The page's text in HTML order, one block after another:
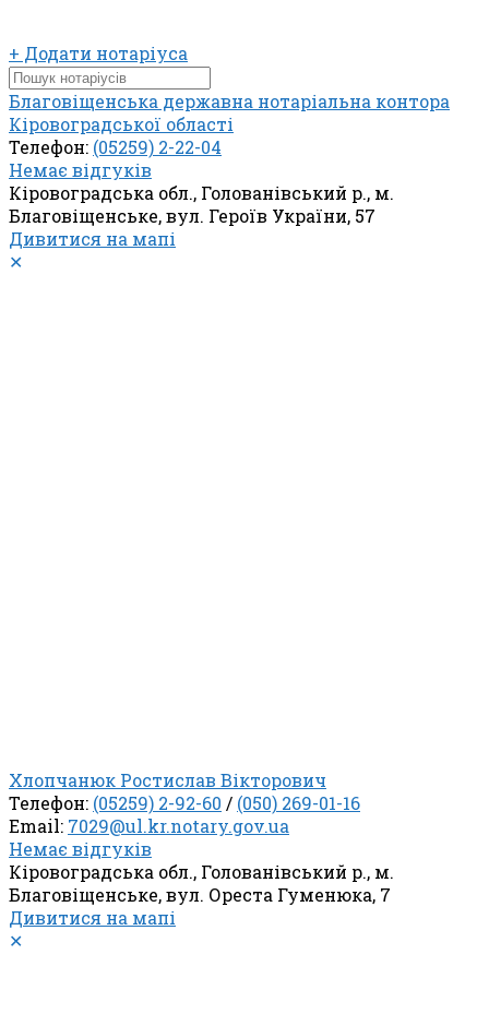
+ Додати нотаріуса
Благовіщенська державна нотаріальна контора
Кіровоградської області
Телефон: (05259) 2-22-04
Немає відгуків
Кіровоградська обл., Голованівський р., м.
Благовіщенське, вул. Героїв України, 57
Дивитися на мапі
✕
Хлопчанюк Ростислав Вікторович
Телефон: (05259) 2-92-60 / (050) 269-01-16
Email: 7029@ul.kr.notary.gov.ua
Немає відгуків
Кіровоградська обл., Голованівський р., м.
Благовіщенське, вул. Ореста Гуменюка, 7
Дивитися на мапі
✕